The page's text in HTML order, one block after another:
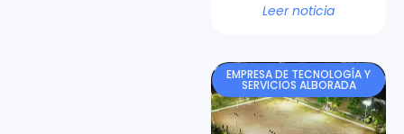
Leer noticia
EMPRESA DE TECNOLOGÍA Y
SERVICIOS ALBORADA